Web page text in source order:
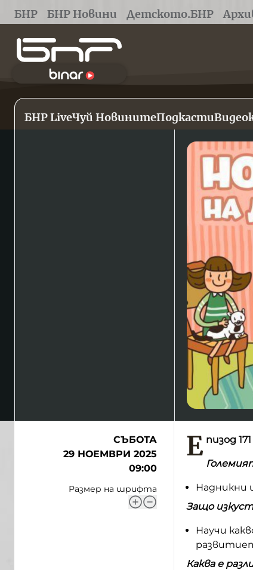
БНР БНР Новини Детското.БНР
БНР LiveЧуй НовинитеПодкасти
СЪБОТА
29 НОЕМВРИ 2025
09:00
Размер на шрифта
Е пизод 171
Надникни
Защо
Научи
Каква е